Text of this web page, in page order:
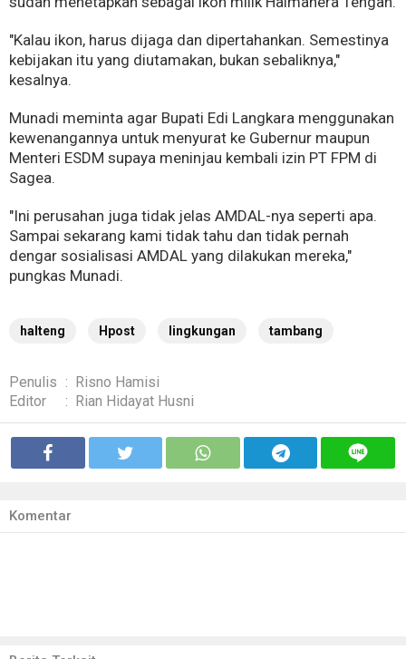
"Kalau ikon, harus dijaga dan dipertahankan. Semestinya
kebijakan itu yang diutamakan, bukan sebaliknya,"
kesalnya.
Munadi meminta agar Bupati Edi Langkara menggunakan
kewenangannya untuk menyurat ke Gubernur maupun
Menteri ESDM supaya meninjau kembali izin PT FPM di
Sagea.
"Ini perusahan juga tidak jelas AMDAL-nya seperti apa.
Sampai sekarang kami tidak tahu dan tidak pernah
dengar sosialisasi AMDAL yang dilakukan mereka,"
pungkas Munadi.
halteng Hpost lingkungan tambang
Penulis : Risno Hamisi
Editor
: Rian Hidayat Husni
Komentar